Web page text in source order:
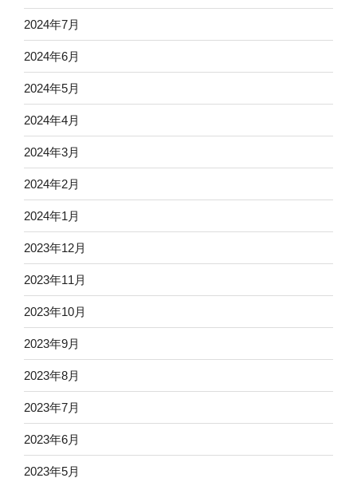
2024年7月
2024年6月
2024年5月
2024年4月
2024年3月
2024年2月
2024年1月
2023年12月
2023年11月
2023年10月
2023年9月
2023年8月
2023年7月
2023年6月
2023年5月